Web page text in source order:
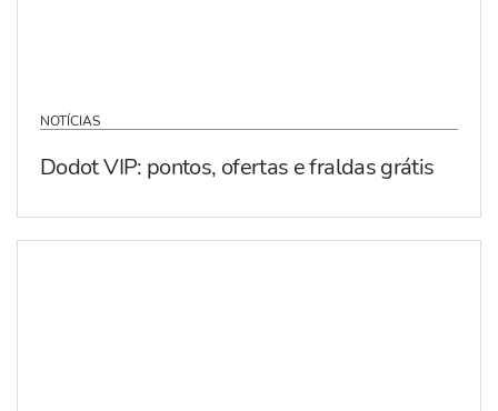
NOTÍCIAS
Dodot VIP: pontos, ofertas e fraldas grátis